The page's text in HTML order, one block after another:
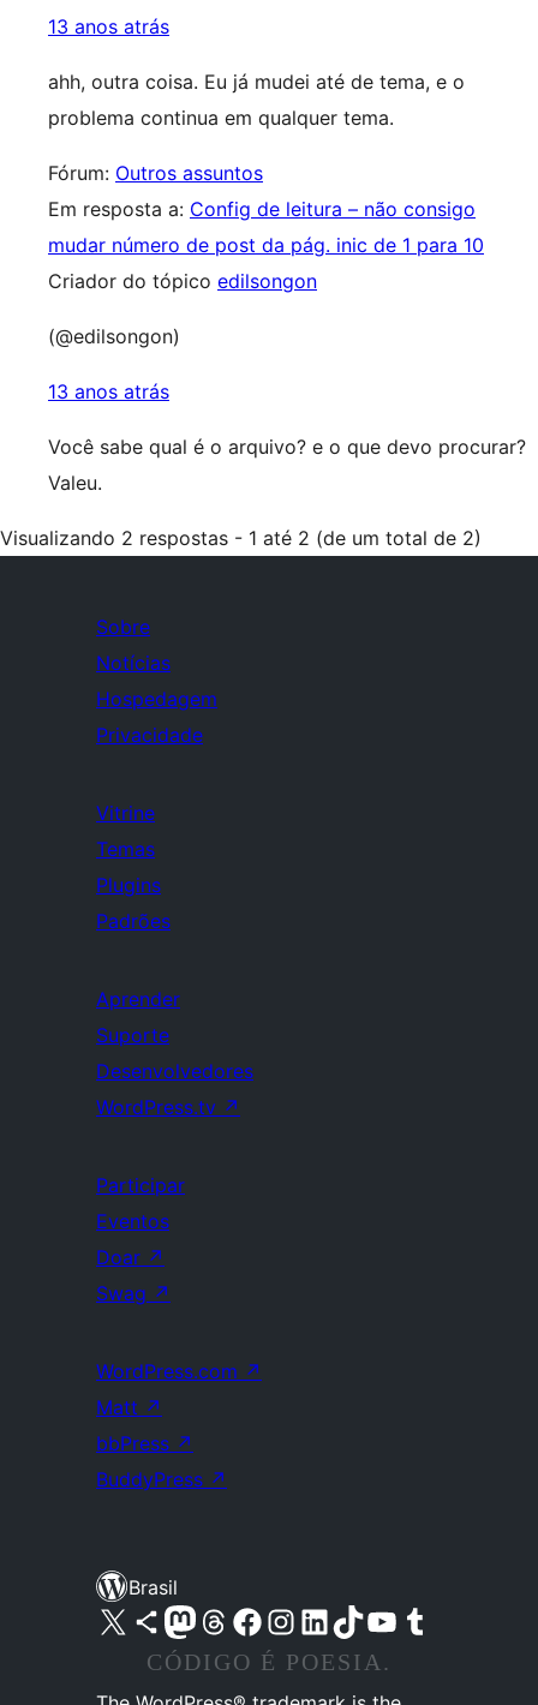
13 anos atrás
ahh, outra coisa. Eu já mudei até de tema, e o
problema continua em qualquer tema.
Fórum: Outros assuntos
Em resposta a: Config de leitura – não consigo
mudar número de post da pág. inic de 1 para 10
Criador do tópico edilsongon
(@edilsongon)
13 anos atrás
Você sabe qual é o arquivo? e o que devo procurar?
Valeu.
Visualizando 2 respostas - 1 até 2 (de um total de 2)
Sobre
Notícias
Hospedagem
Privacidade
Vitrine
Temas
Plugins
Padrões
Aprender
Suporte
Desenvolvedores
WordPress.tv ↗
Participar
Eventos
Doar ↗
Swag ↗
WordPress.com ↗
Matt ↗
bbPress ↗
BuddyPress ↗
Brasil
Acessar nossa conta do X (antigo Twitter)
Acessar nossa conta do Bluesky
Acessar nossa conta do Mastodon
Acessar nossa conta do Threads
Acessar nossa página do Facebook
Acessar nossa conta do Instagram
Acessar nossa conta do LinkedIn
Acessar nossa conta do TikTok
Acessar nosso canal do YouTube
Acessar nossa conta no Tumblr
CÓDIGO É POESIA.